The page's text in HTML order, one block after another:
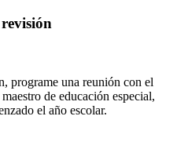
programe una reunión con el
de educación especial,
el año escolar.